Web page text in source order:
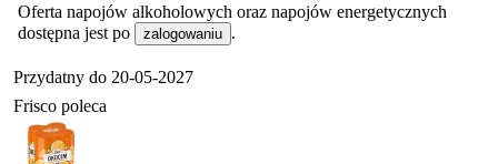
Oferta napojów alkoholowych oraz napojów energetycznych
dostępna jest po
zalogowaniu .
Przydatny do 20-05-2027
Frisco poleca